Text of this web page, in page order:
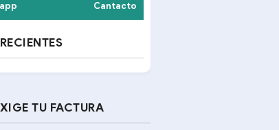
Cantacto
TU FACTURA